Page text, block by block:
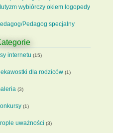
wybiórczy okiem logopedy
Pedagog specjalny
internetu (15)
dla rodziców(1)
(3)
(1)
uważności (3)